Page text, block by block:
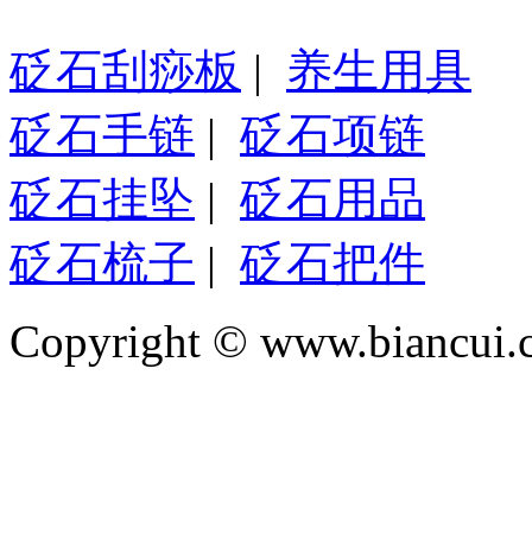
砭石刮痧板 | 养生用具
砭石手链 | 砭石项链
砭石挂坠 | 砭石用品
砭石梳子 | 砭石把件
Copyright ©